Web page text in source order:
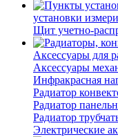
установки
Щит учетно-
Аксессуары для
Аксессуары
Инфракрасная
Радиатор
Радиатор
Радиатор
Электрические